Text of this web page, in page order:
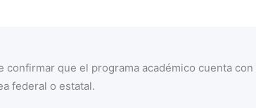
que el programa académico cuenta con
federal o estatal.